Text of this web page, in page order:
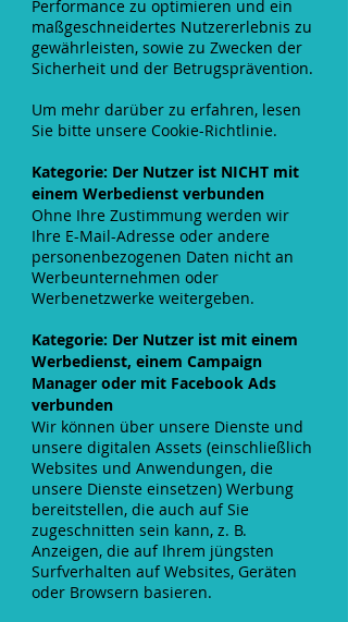
Performance zu optimieren und ein
maßgeschneidertes Nutzererlebnis zu
gewährleisten, sowie zu Zwecken der
Sicherheit und der Betrugsprävention.
Um mehr darüber zu erfahren, lesen
Sie bitte unsere Cookie-Richtlinie.
Kategorie: Der Nutzer ist NICHT mit
einem Werbedienst verbunden
Ohne Ihre Zustimmung werden wir
Ihre E-Mail-Adresse oder andere
personenbezogenen Daten nicht an
Werbeunternehmen oder
Werbenetzwerke weitergeben.
Kategorie: Der Nutzer ist mit einem
Werbedienst, einem Campaign
Manager oder mit Facebook Ads
verbunden
Wir können über unsere Dienste und
unsere digitalen Assets (einschließlich
Websites und Anwendungen, die
unsere Dienste einsetzen) Werbung
bereitstellen, die auch auf Sie
zugeschnitten sein kann, z. B.
Anzeigen, die auf Ihrem jüngsten
Surfverhalten auf Websites, Geräten
oder Browsern basieren.